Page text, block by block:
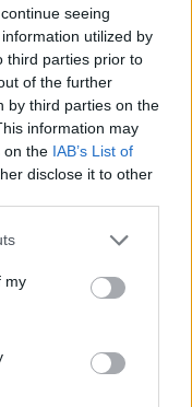
seeing
utilized by
third parties prior to
of the further
by third parties on the
information may
on the IAB’s List of
disclose it to other
or more Google
You may click to
third-party tags to
in below Google
my
της
το ελικόπτερο τους